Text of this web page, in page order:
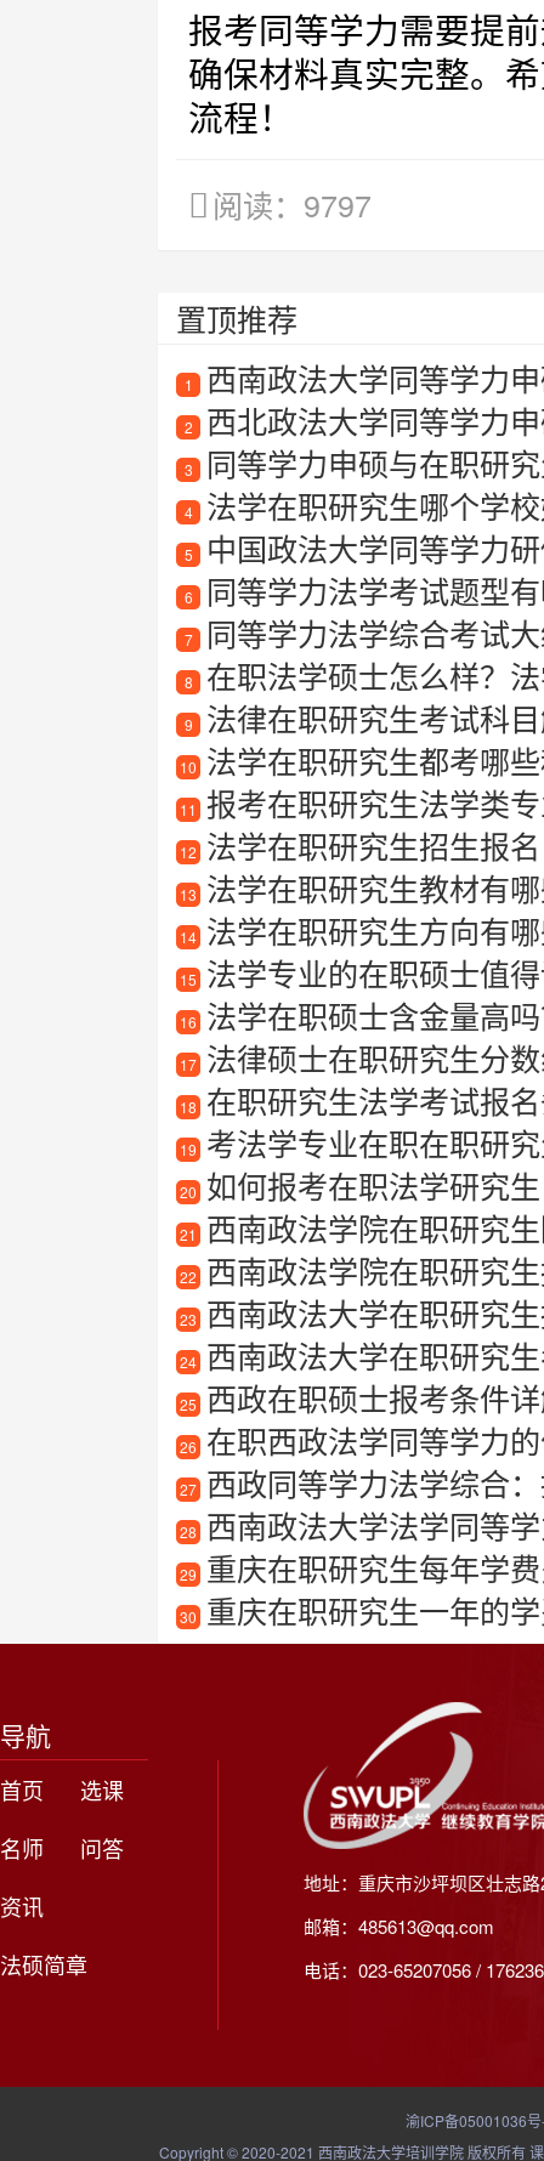
报考同等学力需要提
确保材料真实完整。
流程！
阅读：9797
置顶推荐
1 西南政法大学同等学力
2 西北政法大学同等学力
3 同等学力申硕与在职研
4 法学在职研究生哪个学
5 中国政法大学同等学力
6 同等学力法学考试题型
7 同等学力法学综合考试
8 在职法学硕士怎么样？
9 法律在职研究生考试科
10 法学在职研究生都考哪
11 报考在职研究生法学类专
12 法学在职研究生招生报名
13 法学在职研究生教材有哪
14 法学在职研究生方向有
15 法学专业的在职硕士值
16 法学在职硕士含金量高吗？
17 法律硕士在职研究生分
18 在职研究生法学考试报名
19 考法学专业在职在职研
20 如何报考在职法学研究生
21 西南政法学院在职研究
22 西南政法学院在职研究
23 西南政法大学在职研究生报
24 西南政法大学在职研究
25 西政在职硕士报考条件
26 在职西政法学同等学力
27 西政同等学力法学综合
28 西南政法大学法学同等学
29 重庆在职研究生每年学
30 重庆在职研究生一年的
导航
首页
选课
名师
问答
资讯
法硕简章
地址：重庆市沙坪坝区壮志
邮箱：485613@qq.com
电话：023-65207056 /
渝ICP备05001036
Copyright © 2020-2021 西南政法大学培训学院 版权所有